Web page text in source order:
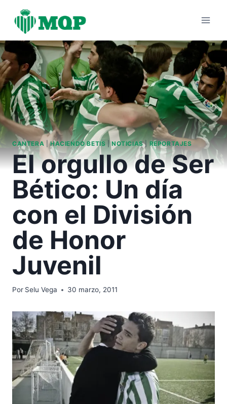
contenido
CANTERA |HACIENDO BETIS |NOTICIAS| REPORTAJES
El orgullo de Ser
Bético: Un día
con el División
de Honor
Juvenil
Por Selu Vega 30 marzo, 2011